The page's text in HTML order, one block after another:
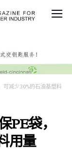
可减少30%的石油基塑料
PE袋，
用量